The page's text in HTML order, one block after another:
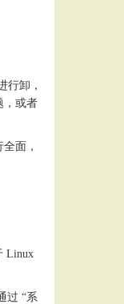
行卸，
，或者
面，
Linux
过 “系